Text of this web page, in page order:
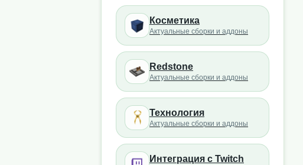
Косметика
Актуальные сборки и аддоны
Redstone
Актуальные сборки и аддоны
Технология
Актуальные сборки и аддоны
Интеграция с Twitch